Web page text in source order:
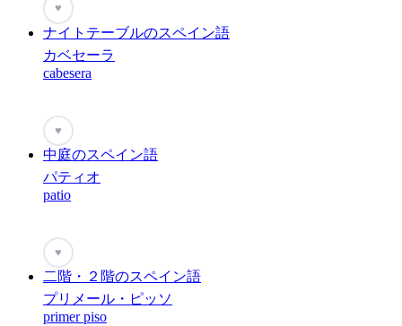
♥
ナイトテーブルのスペイン語
カベセーラ
cabesera
♥
中庭のスペイン語
パティオ
patio
♥
二階・２階のスペイン語
プリメール・ピッソ
primer piso